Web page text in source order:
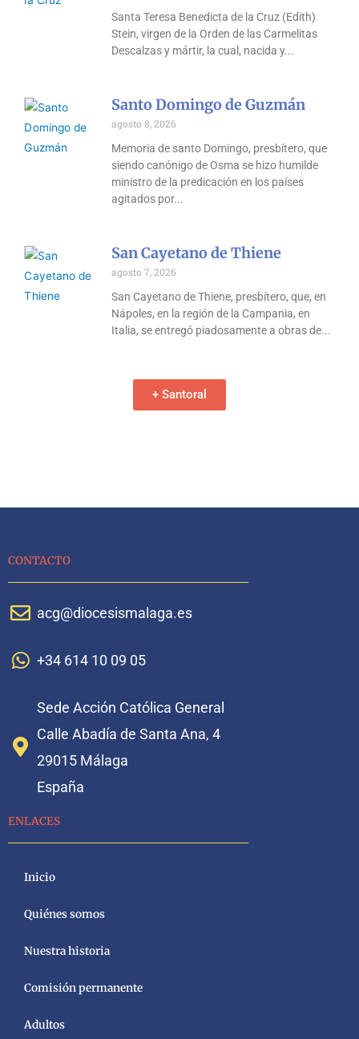
Santa Teresa Benedicta de la Cruz (Edith)
Stein, virgen de la Orden de las Carmelitas
Descalzas y mártir, la cual, nacida y
Santo Domingo de Guzmán
agosto 8, 2026
Memoria de santo Domingo, presbítero, que
siendo canónigo de Osma se hizo humilde
ministro de la predicación en los países
agitados por
San Cayetano de Thiene
agosto 7, 2026
San Cayetano de Thiene, presbítero, que, en
Nápoles, en la región de la Campania, en
Italia, se entregó piadosamente a obras de
+ Santoral
CONTACTO
acg@diocesismalaga.es
+34 614 10 09 05
Sede Acción Católica General
Calle Abadía de Santa Ana, 4
29015 Málaga
España
ENLACES
Inicio
Quiénes somos
Nuestra historia
Comisión permanente
Adultos